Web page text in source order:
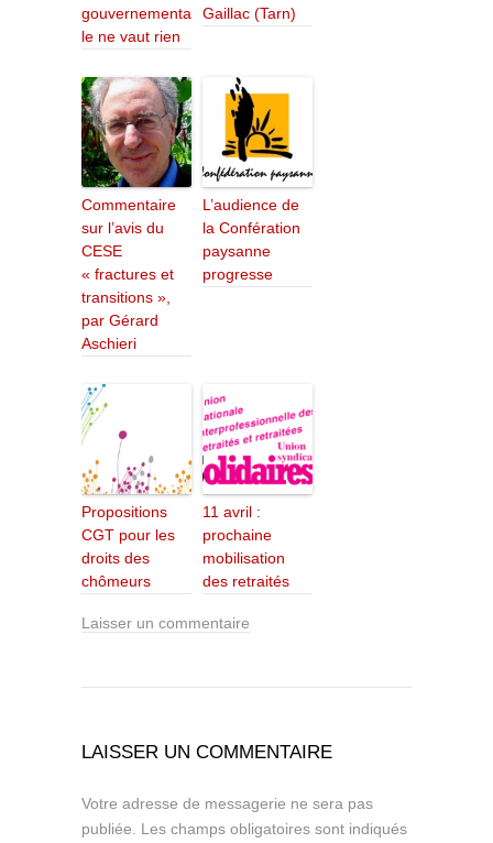
gouvernementa
le ne vaut rien
Gaillac (Tarn)
Commentaire
sur l’avis du
CESE
« fractures et
transitions »,
par Gérard
Aschieri
L’audience de
la Confération
paysanne
progresse
Propositions
CGT pour les
droits des
chômeurs
11 avril :
prochaine
mobilisation
des retraités
Laisser un commentaire
LAISSER UN COMMENTAIRE
Votre adresse de messagerie ne sera pas
publiée.
Les champs obligatoires sont indiqués